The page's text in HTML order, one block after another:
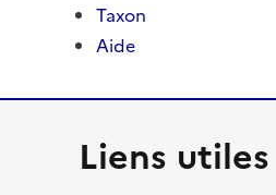
Taxon
Aide
Liens utiles